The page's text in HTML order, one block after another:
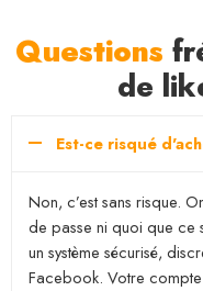
Questions
de
Est-ce risqué
Non, c’est sans risque.
de passe ni quoi que ce
un système sécurisé,
Facebook. Votre